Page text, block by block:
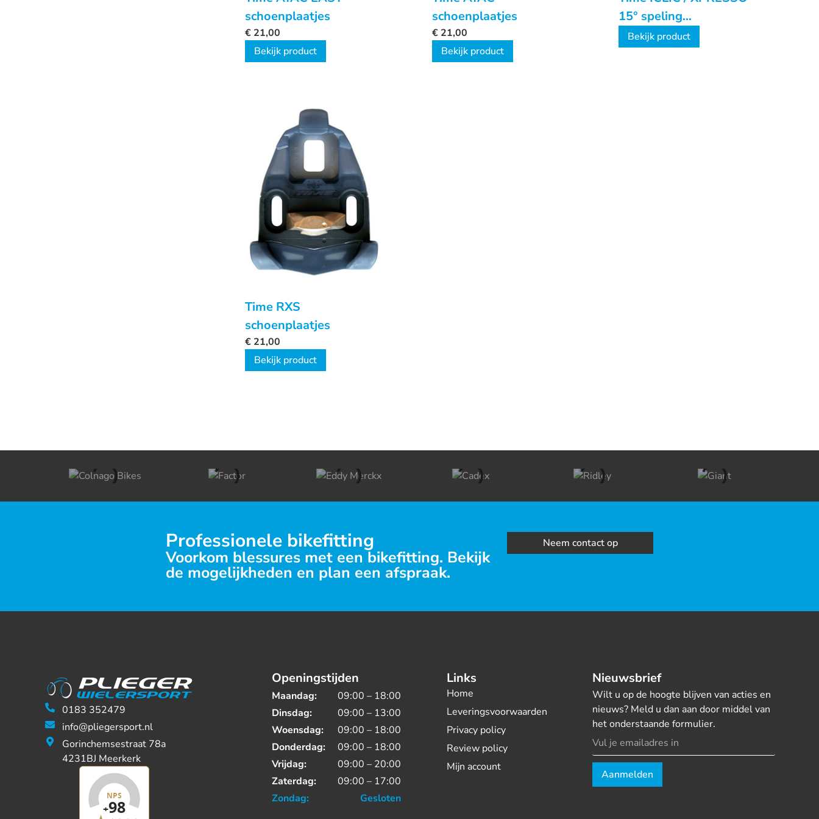
schoenplaatjes
€ 21,00
Bekijk product
schoenplaatjes
€21,00
Bekijk product
15° speling
schoenplaatjes
Bekijk product
Time RXS
schoenplaatjes
€ 21,00
Bekijk product
Professionele bikefitting
Voorkom blessures met een bikefitting. Bekijk
de mogelijkheden en plan een afspraak.
Neem contact op
0183 352479
info@pliegersport.nl
Gorinchemsestraat 78a
4231BJ Meerkerk
Openingstijden
Maandag:
09:00 – 18:00
Dinsdag:
09:00 – 13:00
Woensdag:
09:00 – 18:00
Donderdag:
09:00 – 18:00
Vrijdag:
09:00 – 20:00
Zaterdag:
09:00 – 17:00
Zondag:
Gesloten
Links
Home
Leveringsvoorwaarden
Privacy policy
Review policy
Mijn account
Nieuwsbrief
Wilt u op de hoogte blijven van acties en
nieuws? Meld u dan aan door middel van
het onderstaande formulier.
Aanmelden